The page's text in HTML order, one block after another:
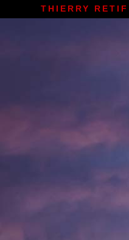
THIERRY